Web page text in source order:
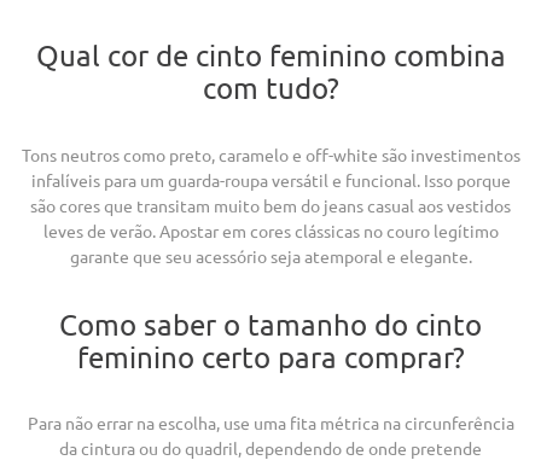
Qual cor de cinto feminino combina
com tudo?
Tons neutros como preto, caramelo e off-white são investimentos
infalíveis para um guarda-roupa versátil e funcional. Isso porque
são cores que transitam muito bem do jeans casual aos vestidos
leves de verão. Apostar em cores clássicas no couro legítimo
garante que seu acessório seja atemporal e elegante.
Como saber o tamanho do cinto
feminino certo para comprar?
Para não errar na escolha, use uma fita métrica na circunferência
da cintura ou do quadril, dependendo de onde pretende